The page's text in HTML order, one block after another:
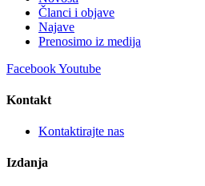
Članci i objave
Najave
Prenosimo iz medija
FacebookYoutube
Kontakt
Kontaktirajte nas
Izdanja